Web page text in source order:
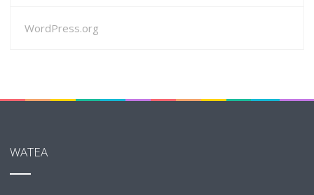
WordPress.org
WATEA